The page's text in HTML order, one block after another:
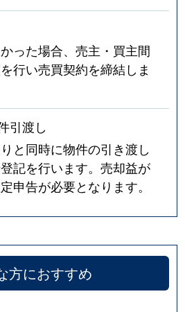
った場合、売主・買主間
行い売買契約を締結しま
引渡し
と同時に物件の引き渡し
記を行います。売却益が
申告が必要となります。
方におすすめ